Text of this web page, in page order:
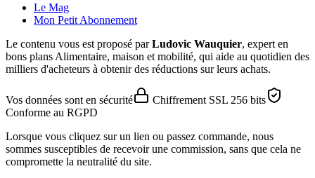
Le Mag
Mon Petit Abonnement
Le contenu vous est proposé parLudovic Wauquier, expert en
bons plans Alimentaire, maison et mobilité, qui aide au quotidien des
milliers d'acheteurs à obtenir des réductions sur leurs achats.
Vos données sont en sécurité
Chiffrement SSL 256 bits
Conforme au RGPD
Lorsque vous cliquez sur un lien ou passez commande, nous
sommes susceptibles de recevoir une commission, sans que cela ne
compromette la neutralité du site.